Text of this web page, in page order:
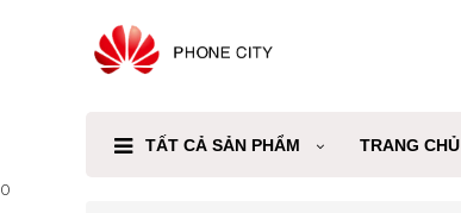
TẤT CẢ SẢN PHẨM TRANG CHỦ
0